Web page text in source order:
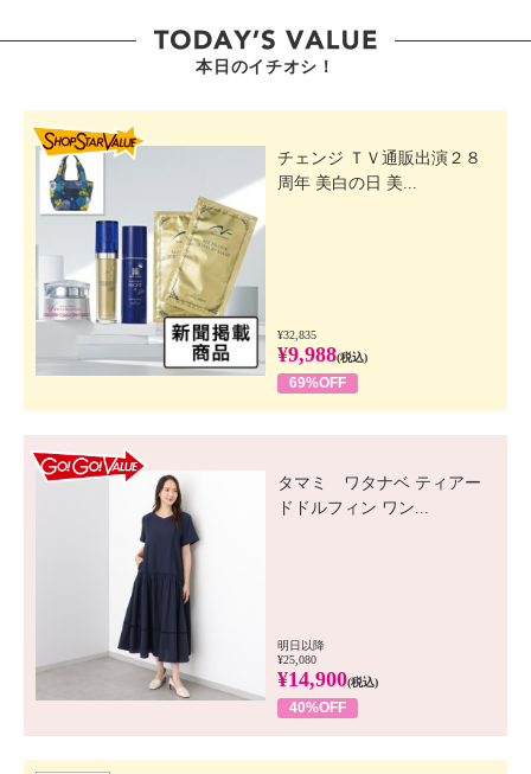
本日のイチオシ！
チェンジ ＴＶ通販出演２８
周年 美白の日 美...
¥32,835
¥9,988(税込)
69%OFF
タマミ ワタナベ ティアー
ドドルフィン ワン...
明日以降
¥25,080
¥14,900(税込)
40%OFF